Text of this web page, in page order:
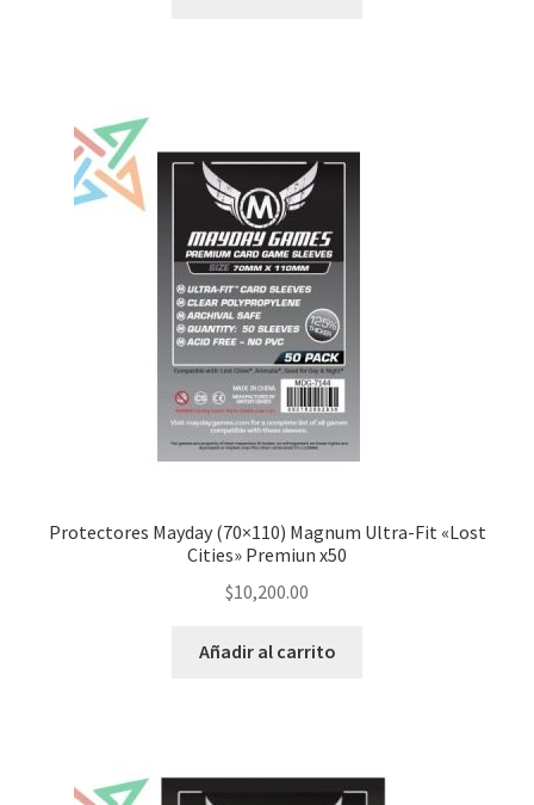
Protectores Mayday (70×110) Magnum Ultra-Fit «Lost
Cities» Premiun x50
$10,200.00
Añadir al carrito